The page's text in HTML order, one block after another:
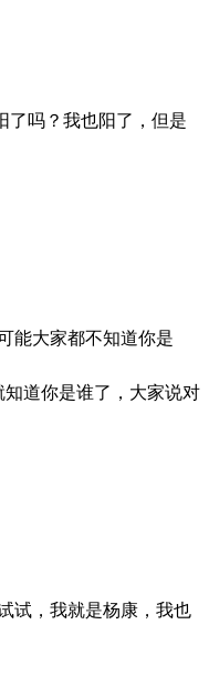
了吗？我也阳了，但是
能大家都不知道你是
知道你是谁了，大家说对
试，我就是杨康，我也